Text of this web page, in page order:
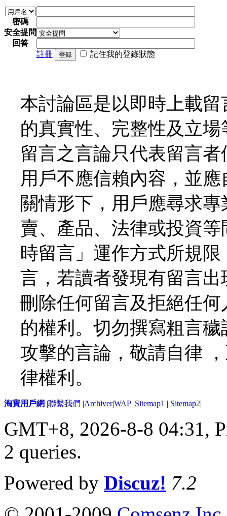
密碼
安全提問
回答
註冊
登錄 記住我的登錄狀態
本討論區是以即時上載
的真實性、完整性及立
留言之言論只代表留言
用戶不應信賴內容，並
關情形下，用戶應尋求
賣、產品、法律或投資
時留言」運作方式所規
言，若讀者發現有留言
刪除任何留言及拒絕任
的權利。切勿撰寫粗言
攻擊的言論，敬請自律
律權利。
淘寶用戶網 |聯繫我們 |Archiver|WAP| Sitemap1 | Sitemap2|
GMT+8, 2026-8-8 04:31,
2 queries.
Powered by Discuz! 7.2